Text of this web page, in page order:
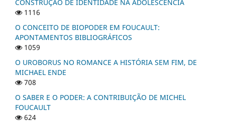
CONSTRUÇÃO DE IDENTIDADE NA ADOLESCÊNCIA
1116
O CONCEITO DE BIOPODER EM FOUCAULT:
APONTAMENTOS BIBLIOGRÁFICOS
1059
O UROBORUS NO ROMANCE A HISTÓRIA SEM FIM, DE
MICHAEL ENDE
708
O SABER E O PODER: A CONTRIBUIÇÃO DE MICHEL
FOUCAULT
624